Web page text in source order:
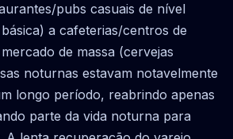
pubs casuais de nível
a cafeterias/centros de
de massa (cervejas
noturnas estavam notavelmente
longo período, reabrindo apenas
parte da vida noturna para